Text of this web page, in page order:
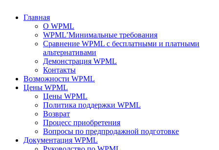
Главная
О WPML
WPML’Минимальные требования
Сравнение WPML с бесплатными и платными
альтернативами
Демонстрация WPML
Контакты
Возможности WPML
Цены WPML
Цены WPML
Политика поддержки WPML
Возврат
Процесс приобретения
Вопросы по предпродажной подготовке
Документация WPML